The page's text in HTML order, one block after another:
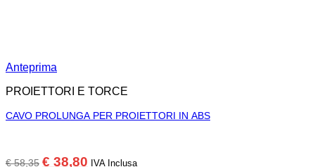
Anteprima
PROIETTORI E TORCE
CAVO PROLUNGA PER PROIETTORI IN ABS
€58,35 Il
€ 38,80 IlIVA Inclusa